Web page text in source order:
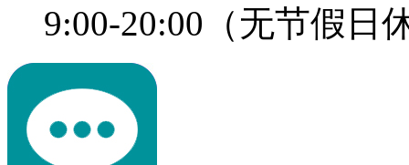
9:00-20:00（无节假日